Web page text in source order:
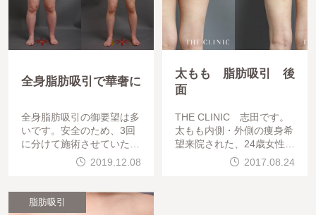
全身脂肪吸引で華奢に
全身脂肪吸引の御要望は多
いです。安全のため、3回
に分けて施術させていただ
いている事がほとんどです
。30代女性で、全身脂肪さ
2019.12.08
太もも 脂肪吸引 後
面
THE CLINIC 志田です。
太もも内側・外側の痩身希
望来院された、24歳女性の
症例写真を供覧しましょう
2017.08.24
脂肪吸引